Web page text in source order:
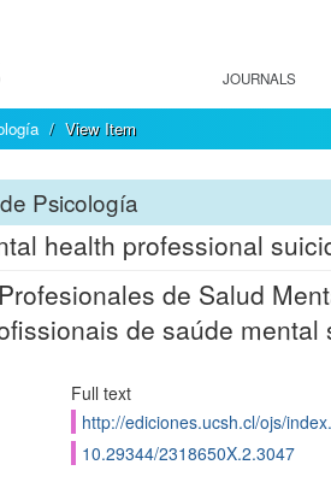
JOURNALS
View Item
Psicología
health professional
de Salud
de saúde
Full text
http://ediciones.ucsh.cl/ojs/
10.29344/2318650X.2.3047